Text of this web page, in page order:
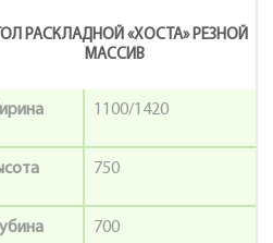
РАСКЛАДНОЙ «ХОСТА» РЕЗНОЙ
МАССИВ
1100/1420
750
700